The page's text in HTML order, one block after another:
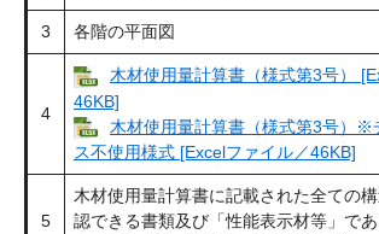
3 各階の平面図
4
木材使用量計算書（様式第3号）
46KB]
木材使用量計算書（様式第3号）※
ス不使用様式 [Excelファイル／46KB]
5
木材使用量計算書に記載された全ての
認できる書類及び「性能表示材等」で